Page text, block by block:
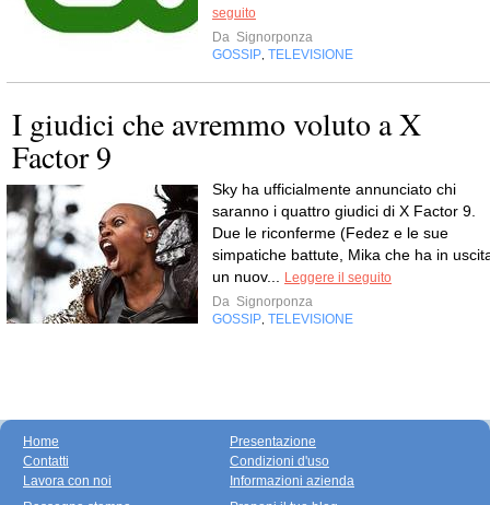
seguito
Da Signorponza
GOSSIP TELEVISIONE
I giudici che avremmo voluto a X
Factor 9
Sky ha ufficialmente annunciato chi
saranno i quattro giudici di X Factor 9.
Due le riconferme (Fedez e le sue
simpatiche battute, Mika che ha in
un nuov...
Leggere il seguito
Da Signorponza
GOSSIP TELEVISIONE
Home
Contatti
Lavora con noi
Presentazione
Condizioni d'uso
Informazioni azienda